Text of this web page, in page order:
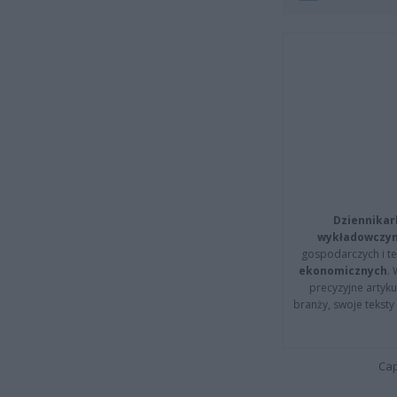
gospodarczych i
ekonomicznych.
precyzyjne
branży, swoje